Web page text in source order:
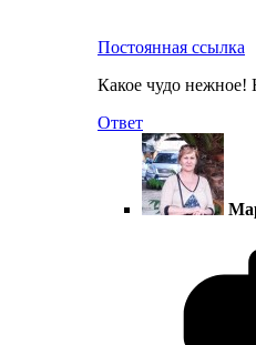
Постоянная ссылка
Какое чудо нежное!
Ответ